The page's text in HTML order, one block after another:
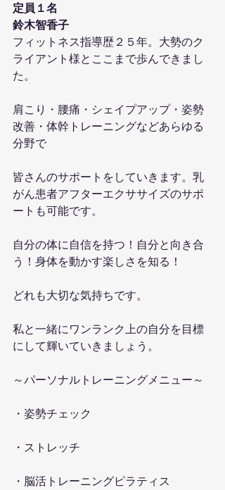
定員１名
鈴木智香子
フィットネス指導歴２５年。大勢のク
ライアント様とここまで歩んできまし
た。
肩こり・腰痛・シェイプアップ・姿勢
改善・体幹トレーニングなどあらゆる
分野で
皆さんのサポートをしていきます。乳
がん患者アフターエクササイズのサポ
ートも可能です。
自分の体に自信を持つ！自分と向き合
う！身体を動かす楽しさを知る！
どれも大切な気持ちです。
私と一緒にワンランク上の自分を目標
にして輝いていきましょう。
～パーソナルトレーニングメニュー～
・姿勢チェック
・ストレッチ
・脳活トレーニングピラティス